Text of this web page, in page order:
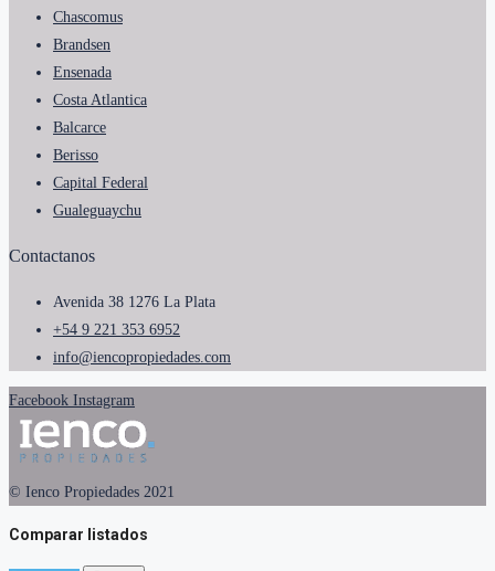
Chascomus
Brandsen
Ensenada
Costa Atlantica
Balcarce
Berisso
Capital Federal
Gualeguaychu
Contactanos
Avenida 38 1276 La Plata
+54 9 221 353 6952
info@iencopropiedades.com
Facebook Instagram
© Ienco Propiedades 2021
Comparar listados